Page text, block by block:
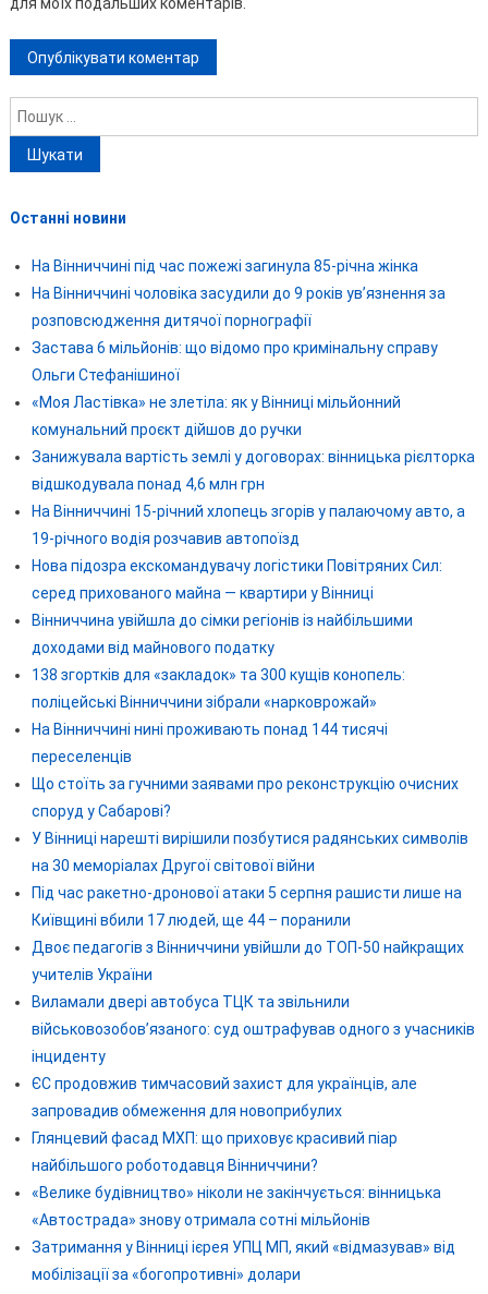
для моїх подальших коментарів.
Пошук:
Останні новини
На Вінниччині під час пожежі загинула 85-річна жінка
На Вінниччині чоловіка засудили до 9 років ув’язнення за
розповсюдження дитячої порнографії
Застава 6 мільйонів: що відомо про кримінальну справу
Ольги Стефанішиної
«Моя Ластівка» не злетіла: як у Вінниці мільйонний
комунальний проєкт дійшов до ручки
Занижувала вартість землі у договорах: вінницька рієлторка
відшкодувала понад 4,6 млн грн
На Вінниччині 15-річний хлопець згорів у палаючому авто, а
19-річного водія розчавив автопоїзд
Нова підозра екскомандувачу логістики Повітряних Сил:
серед прихованого майна — квартири у Вінниці
Вінниччина увійшла до сімки регіонів із найбільшими
доходами від майнового податку
138 згортків для «закладок» та 300 кущів конопель:
поліцейські Вінниччини зібрали «нарковрожай»
На Вінниччині нині проживають понад 144 тисячі
переселенців
Що стоїть за гучними заявами про реконструкцію очисних
споруд у Сабарові?
У Вінниці нарешті вирішили позбутися радянських символів
на 30 меморіалах Другої світової війни
Під час ракетно-дронової атаки 5 серпня рашисти лише на
Київщині вбили 17 людей, ще 44 – поранили
Двоє педагогів з Вінниччини увійшли до ТОП-50 найкращих
учителів України
Виламали двері автобуса ТЦК та звільнили
військовозобов’язаного: суд оштрафував одного з учасників
інциденту
ЄС продовжив тимчасовий захист для українців, але
запровадив обмеження для новоприбулих
Глянцевий фасад МХП: що приховує красивий піар
найбільшого роботодавця Вінниччини?
«Велике будівництво» ніколи не закінчується: вінницька
«Автострада» знову отримала сотні мільйонів
Затримання у Вінниці ієрея УПЦ МП, який «відмазував» від
мобілізації за «богопротивні» долари